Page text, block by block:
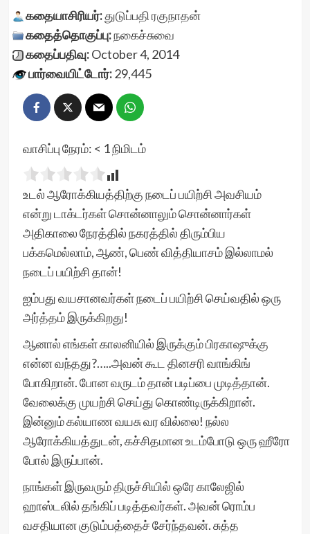
கதையாசிரியர்:துடுப்பதி ரகுநாதன்
கதைத்தொகுப்பு:நகைச்சுவை
கதைப்பதிவு:October 4, 2014
பார்வையிட்டோர்:29,445
வாசிப்பு நேரம்: < 1நிமிடம்
உடல் ஆரோக்கியத்திற்கு நடைப் பயிற்சி அவசியம்
என்று டாக்டர்கள் சொன்னாலும் சொன்னார்கள்
அதிகாலை நேரத்தில் நகரத்தில் திரும்பிய
பக்கமெல்லாம், ஆண், பெண் வித்தியாசம் இல்லாமல்
நடைப் பயிற்சி தான்!
ஐம்பது வயசானவர்கள் நடைப் பயிற்சி செய்வதில் ஒரு
அர்த்தம் இருக்கிறது!
ஆனால் எங்கள் காலனியில் இருக்கும் பிரகாஷுக்கு
என்ன வந்தது?…..அவன் கூட தினசரி வாங்கிங்
போகிறான். போன வருடம் தான் படிப்பை முடித்தான்.
வேலைக்கு முயற்சி செய்து கொண்டிருக்கிறான்.
இன்னும் கல்யாண வயசு வர வில்லை! நல்ல
ஆரோக்கியத்துடன், கச்சிதமான உடம்போடு ஒரு ஹீரோ
போல் இருப்பான்.
நாங்கள் இருவரும் திருச்சியில் ஒரே காலேஜில்
ஹாஸ்டலில் தங்கிப் படித்தவர்கள். அவன் ரொம்ப
வசதியான குடும்பத்தைச் சேர்ந்தவன். சுத்த